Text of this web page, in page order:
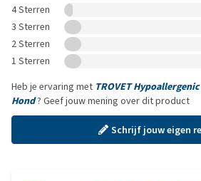
4 Sterren
3 Sterren
2 Sterren
1 Sterren
Heb je ervaring met TROVET
Hond? Geef jouw mening over dit product
Schrijf jouw eigen